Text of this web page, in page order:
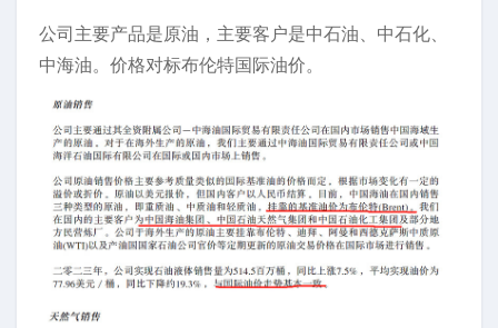
公司主要产品是原油，主要客户是中石油、中石化、
中海油。价格对标布伦特国际油价。